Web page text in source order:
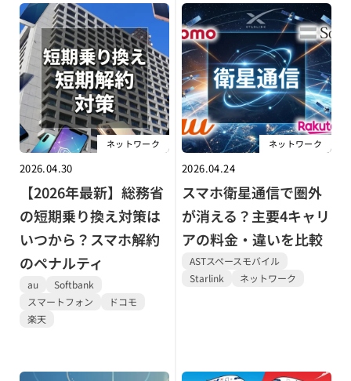
ネットワーク
2026.04.30
【2026年最新】総務省
の短期乗り換え対策は
いつから？スマホ解約
のペナルティ
au
Softbank
スマートフォン
ドコモ
楽天
ネットワーク
2026.04.24
スマホ衛星通信で圏外
が消える？主要4キャリ
アの料金・違いを比較
ASTスペースモバイル
Starlink
ネットワーク